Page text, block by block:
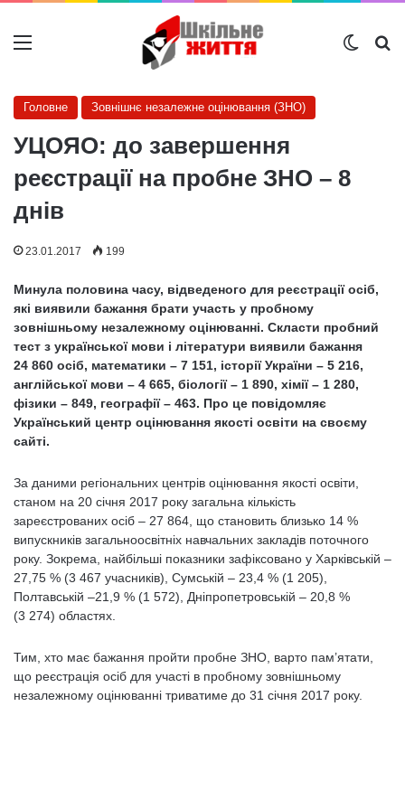
Меню
Головне Зовнішнє незалежне оцінювання (ЗНО)
УЦОЯО: до завершення
реєстрації на пробне ЗНО – 8
днів
23.01.2017 199
Минула половина часу, відведеного для реєстрації осіб,
які виявили бажання брати участь у пробному
зовнішньому незалежному оцінюванні. Скласти пробний
тест з української мови і літератури виявили бажання
24 860 осіб, математики – 7 151, історії України – 5 216,
англійської мови – 4 665, біології – 1 890, хімії – 1 280,
фізики – 849, географії – 463. Про це повідомляє
Український центр оцінювання якості освіти на своєму
сайті.
За даними регіональних центрів оцінювання якості освіти,
станом на 20 січня 2017 року загальна кількість
зареєстрованих осіб – 27 864, що становить близько 14 %
випускників загальноосвітніх навчальних закладів поточного
року. Зокрема, найбільші показники зафіксовано у Харківській –
27,75 % (3 467 учасників), Сумській – 23,4 % (1 205),
Полтавській –21,9 % (1 572), Дніпропетровській – 20,8 %
(3 274) областях.
Тим, хто має бажання пройти пробне ЗНО, варто пам’ятати,
що реєстрація осіб для участі в пробному зовнішньому
незалежному оцінюванні триватиме до 31 січня 2017 року.